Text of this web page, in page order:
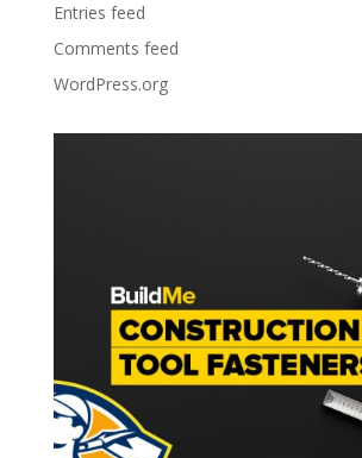
Entries feed
Comments feed
WordPress.org